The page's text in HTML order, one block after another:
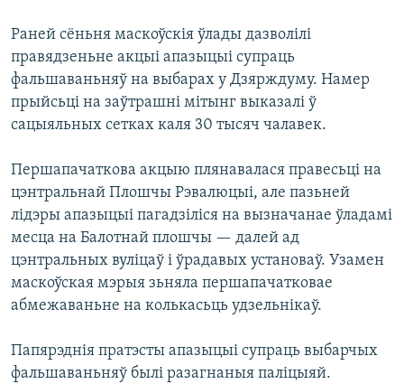
Раней сёньня маскоўскія ўлады дазволілі
правядзеньне акцыі апазыцыі супраць
фальшаваньняў на выбарах у Дзярждуму. Намер
прыйсьці на заўтрашні мітынг выказалі ў
сацыяльных сетках каля 30 тысяч чалавек.
Першапачаткова акцыю плянавалася правесьці на
цэнтральнай Плошчы Рэвалюцыі, але пазьней
лідэры апазыцыі пагадзіліся на вызначанае ўладамі
месца на Балотнай плошчы — далей ад
цэнтральных вуліцаў і ўрадавых установаў. Узамен
маскоўская мэрыя зьняла першапачатковае
абмежаваньне на колькасьць удзельнікаў.
Папярэднія пратэсты апазыцыі супраць выбарчых
фальшаваньняў былі разагнаныя паліцыяй.